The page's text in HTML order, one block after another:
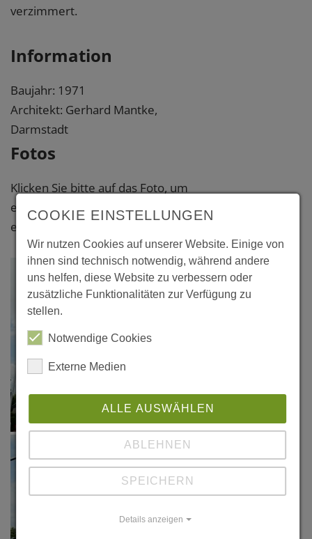
verzimmert.
Information
Baujahr: 1971
Architekt: Gerhard Mantke,
Darmstadt
Fotos
Klicken Sie bitte auf das Foto, um
eine vergrößerte Darstellung zu
erhalten.
COOKIE EINSTELLUNGEN
Wir nutzen Cookies auf unserer Website. Einige von
ihnen sind technisch notwendig, während andere
uns helfen, diese Website zu verbessern oder
zusätzliche Funktionalitäten zur Verfügung zu
stellen.
Notwendige Cookies
Externe Medien
ALLE AUSWÄHLEN
ABLEHNEN
SPEICHERN
Details anzeigen